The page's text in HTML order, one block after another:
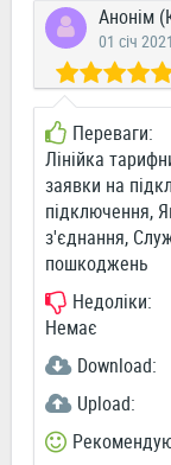
Анонім
01 січ
Переваги:
Лінійка
заявки на
підключення,
з'єднання,
пошкоджень
Недоліки:
Немає
Download:
Upload: